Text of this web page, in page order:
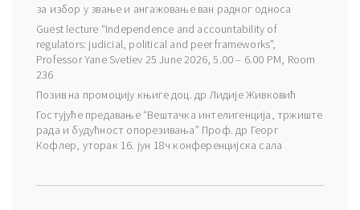
за избор у звање и ангажовање ван радног односа
Guest lecture “Independence and accountability of
regulators: judicial, political and peer frameworks”,
Professor Yane Svetiev 25 June 2026, 5.00 – 6.00 PM, Room
236
Позив на промоцију књиге доц. др Лидије Живковић
Гостујуће предавање “Вештачка интелигенција, тржиште
рада и будућност опорезивања” Проф. др Георг
Кофлер, уторак 16. јун 18ч конференцијска сала